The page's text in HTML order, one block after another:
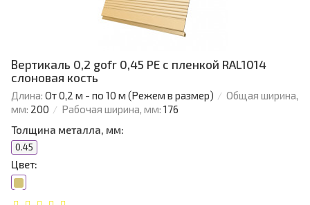
Вертикаль 0,2 gofr 0,45 PE с пленкой RAL1014
слоновая кость
Длина: От 0,2 м - по 10 м (Режем в размер)
Общая ширина,
мм: 200 Рабочая ширина, мм: 176
Толщина металла, мм:
0.45
Цвет: